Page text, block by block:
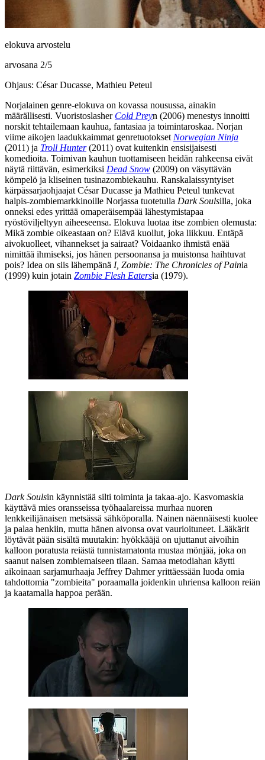
elokuva arvostelu
arvosana 2/5
Ohjaus: César Ducasse, Mathieu Peteul
Norjalainen genre-elokuva on kovassa nousussa, ainakin
määrällisesti. Vuoristoslasher Cold Preyn (2006) menestys innoitti
norskit tehtailemaan kauhua, fantasiaa ja toimintaroskaa. Norjan
viime aikojen laadukkaimmat genretuotokset Norwegian Ninja
(2011) ja Troll Hunter(2011) ovat kuitenkin ensisijaisesti
komedioita. Toimivan kauhun tuottamiseen heidän rahkeensa eivät
näytä riittävän, esimerkiksi Dead Snow (2009) on väsyttävän
kömpelö ja kliseinen tusinazombiekauhu. Ranskalaissyntyiset
kärpässarjaohjaajat César Ducasse ja Mathieu Peteul tunkevat
halpis-zombiemarkkinoille Norjassa tuotetulla Dark Soulsilla, joka
onneksi edes yrittää omaperäisempää lähestymistapaa
ryöstöviljeltyyn aiheeseensa. Elokuva luotaa itse zombien olemusta:
Mikä zombie oikeastaan on? Elävä kuollut, joka liikkuu. Entäpä
aivokuolleet, vihannekset ja sairaat? Voidaanko ihmistä enää
nimittää ihmiseksi, jos hänen persoonansa ja muistonsa haihtuvat
pois? Idea on siis lähempänä I, Zombie: The Chronicles of Painia
(1999) kuin jotain Zombie Flesh Eatersia (1979).
Dark Soulsin käynnistää silti toiminta ja takaa‑ajo. Kasvomaskia
käyttävä mies oransseissa työhaalareissa murhaa nuoren
lenkkeilijänaisen metsässä sähköporalla. Nainen näennäisesti kuolee
ja palaa henkiin, mutta hänen aivonsa ovat vaurioituneet. Lääkärit
löytävät pään sisältä muutakin: hyökkääjä on ujuttanut aivoihin
kalloon poratusta reiästä tunnistamatonta mustaa mönjää, joka on
saanut naisen zombiemaiseen tilaan. Samaa metodiahan käytti
aikoinaan sarjamurhaaja Jeffrey Dahmer yrittäessään luoda omia
tahdottomia "zombieita" poraamalla joidenkin uhriensa kalloon reiän
ja kaatamalla happoa perään.